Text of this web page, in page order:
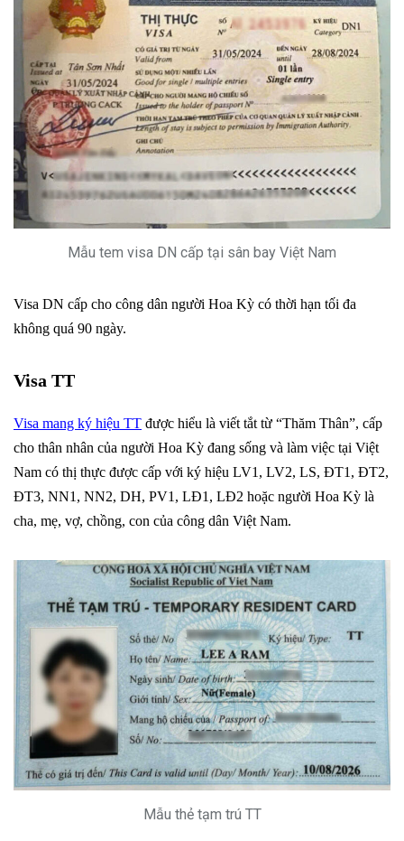
Mẫu tem visa DN cấp tại sân bay Việt Nam
Visa DN cấp cho công dân người Hoa Kỳ có thời hạn tối đa
không quá 90 ngày.
Visa TT
Visa mang ký hiệu TT được hiểu là viết tắt từ “Thăm Thân”, cấp
cho thân nhân của người Hoa Kỳ đang sống và làm việc tại Việt
Nam có thị thực được cấp với ký hiệu LV1, LV2, LS, ĐT1, ĐT2,
ĐT3, NN1, NN2, DH, PV1, LĐ1, LĐ2 hoặc người Hoa Kỳ là
cha, mẹ, vợ, chồng, con của công dân Việt Nam.
Mẫu thẻ tạm trú TT